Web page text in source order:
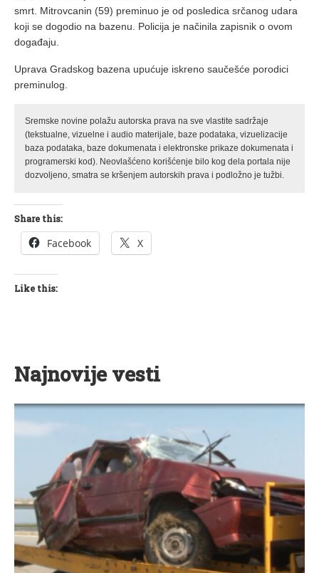
smrt. Mitrovcanin (59) preminuo je od posledica srčanog udara
koji se dogodio na bazenu. Policija je načinila zapisnik o ovom
događaju.
Uprava Gradskog bazena upućuje iskreno saučešće porodici
preminulog.
Sremske novine polažu autorska prava na sve vlastite sadržaje
(tekstualne, vizuelne i audio materijale, baze podataka, vizuelizacije
baza podataka, baze dokumenata i elektronske prikaze dokumenata i
programerski kod). Neovlašćeno korišćenje bilo kog dela portala nije
dozvoljeno, smatra se kršenjem autorskih prava i podložno je tužbi.
Share this:
Facebook X
Like this:
Najnovije vesti